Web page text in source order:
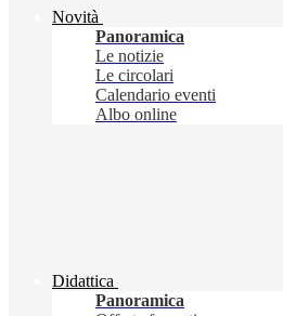
Novità
Panoramica
Le notizie
Le circolari
Calendario eventi
Albo online
Didattica
Panoramica